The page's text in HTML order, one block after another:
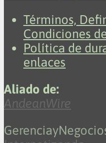
Términos,
Condiciones
Política de
enlaces
Aliado de:
AndeanWire